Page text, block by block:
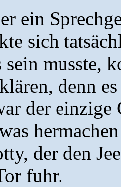
ein
sich
sein musste,
denn
der einzige
der den
fuhr.